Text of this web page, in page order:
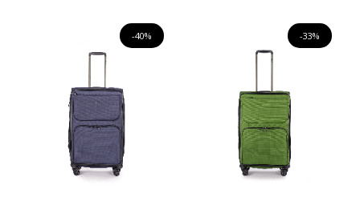
-40% -33%